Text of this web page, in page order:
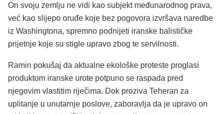
On svoju zemlju ne vidi kao subjekt međunarodnog prava,
već kao slijepo oruđe koje bez pogovora izvršava naredbe
iz Washingtona, spremno podnijeti iranske balističke
prijetnje koje su stigle upravo zbog te servilnosti.
Ramin pokušaj da aktualne ekološke proteste proglasi
produktom iranske urote potpuno se raspada pred
njegovim vlastitim riječima. Dok proziva Teheran za
uplitanje u unutarnje poslove, zaboravlja da je upravo on